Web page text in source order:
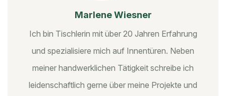
Marlene Wiesner
Ich bin Tischlerin mit über 20 Jahren Erfahrung
und spezialisiere mich auf Innentüren. Neben
meiner handwerklichen Tätigkeit schreibe ich
leidenschaftlich gerne über meine Projekte und